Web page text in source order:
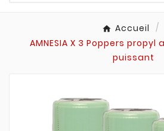
Accueil
AMNESIA X 3 Poppers
puissant